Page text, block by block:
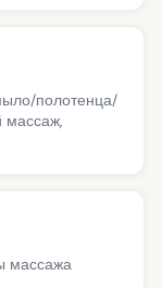
полотенца/
массаж,
массажа